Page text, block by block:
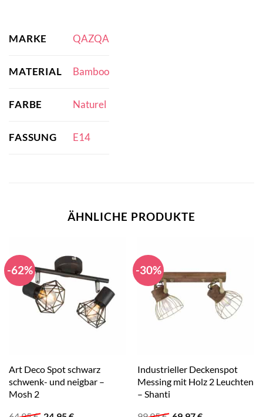
MARKE QAZQA
MATERIAL Bamboo
FARBE Naturel
FASSUNG E14
ÄHNLICHE PRODUKTE
-62%
Art Deco Spot schwarz
schwenk- und neigbar –
Mosh 2
-30%
Industrieller Deckenspot
Messing mit Holz 2 Leuchten
– Shanti